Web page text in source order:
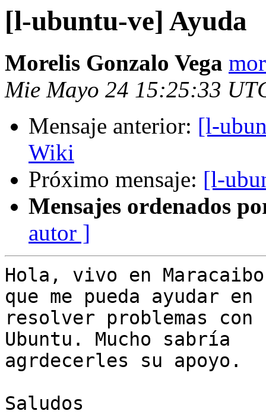
[l-ubuntu-ve] Ayuda
Morelis Gonzalo Vega
Mie Mayo 24 15:25:33
Mensaje anterior: [l-
Wiki
Próximo mensaje: [l-
Mensajes ordenados
autor ]
Hola, vivo en
que me pueda ayudar en
resolver problemas
Ubuntu. Mucho sabría
agrdecerles su apoyo.
Saludos